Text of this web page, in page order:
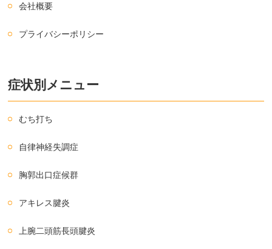
会社概要
プライバシーポリシー
症状別メニュー
むち打ち
自律神経失調症
胸郭出口症候群
アキレス腱炎
上腕二頭筋長頭腱炎